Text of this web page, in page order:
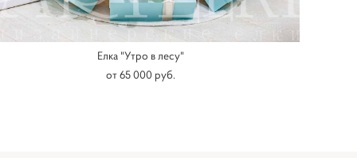
Елка "Утро в лесу"
от 65 000 pуб.